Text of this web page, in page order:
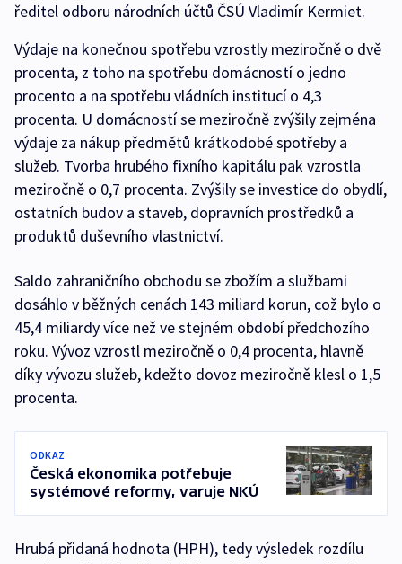
ředitel odboru národních účtů ČSÚ Vladimír Kermiet.
Výdaje na konečnou spotřebu vzrostly meziročně o dvě
procenta, z toho na spotřebu domácností o jedno
procento a na spotřebu vládních institucí o 4,3
procenta. U domácností se meziročně zvýšily zejména
výdaje za nákup předmětů krátkodobé spotřeby a
služeb. Tvorba hrubého fixního kapitálu pak vzrostla
meziročně o 0,7 procenta. Zvýšily se investice do obydlí,
ostatních budov a staveb, dopravních prostředků a
produktů duševního vlastnictví.
Saldo zahraničního obchodu se zbožím a službami
dosáhlo v běžných cenách 143 miliard korun, což bylo o
45,4 miliardy více než ve stejném období předchozího
roku. Vývoz vzrostl meziročně o 0,4 procenta, hlavně
díky vývozu služeb, kdežto dovoz meziročně klesl o 1,5
procenta.
ODKAZ
Česká ekonomika potřebuje
systémové reformy, varuje NKÚ
Hrubá přidaná hodnota (HPH), tedy výsledek rozdílu